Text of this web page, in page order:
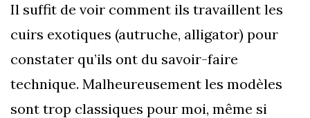
Il suffit de voir comment ils travaillent les
cuirs exotiques (autruche, alligator) pour
constater qu’ils ont du savoir-faire
technique. Malheureusement les modèles
sont trop classiques pour moi, même si